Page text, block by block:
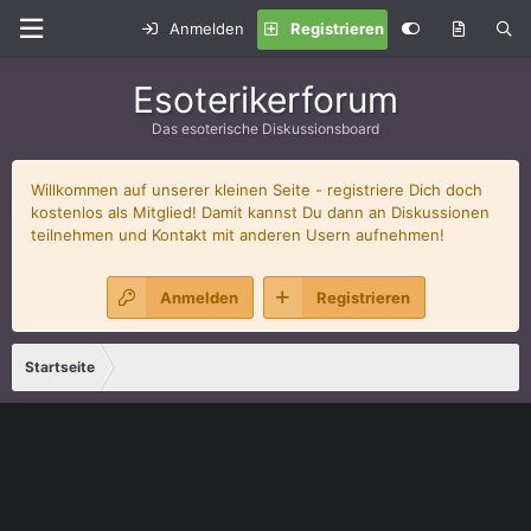
Anmelden Registrieren
Esoterikerforum
Das esoterische Diskussionsboard
Willkommen auf unserer kleinen Seite - registriere Dich doch
kostenlos als Mitglied! Damit kannst Du dann an Diskussionen
teilnehmen und Kontakt mit anderen Usern aufnehmen!
Anmelden Registrieren
Startseite